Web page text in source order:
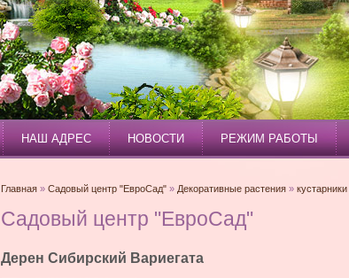
НАШ АДРЕС НОВОСТИ РЕЖИМ РАБОТЫ
Главная » Садовый центр "ЕвроСад" » Декоративные растения » кустарники
Садовый центр "ЕвроСад"
Дерен Сибирский Вариегата